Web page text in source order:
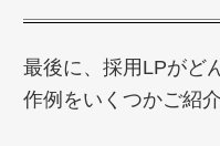
最後に、採用LPがど
作例をいくつかご紹介